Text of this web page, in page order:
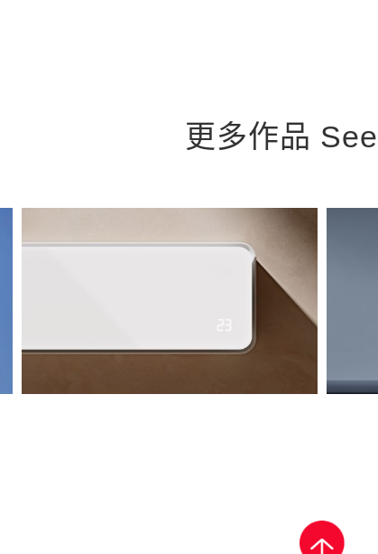
更多作品
AI人工智能技术将如何改变设